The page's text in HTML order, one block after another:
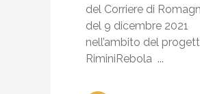
del Corriere di
del 9 dicembre 2021
nell’ambito del
RiminiRebola ...